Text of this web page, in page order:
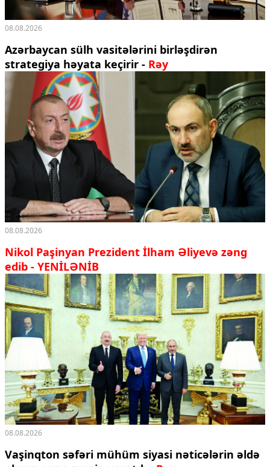
08.08.2026
Azərbaycan sülh vasitələrini birləşdirən
strategiya həyata keçirir - Rəy
08.08.2026
Nikol Paşinyan Prezident İlham Əliyevə zəng
edib - YENİLƏNİB
08.08.2026
Vaşinqton səfəri mühüm siyasi nəticələrin əldə